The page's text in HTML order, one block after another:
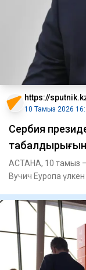
https://
10 Тамыз 2026
Сербия
АСТАНА, 10 тамыз –
Вучич Еуропа